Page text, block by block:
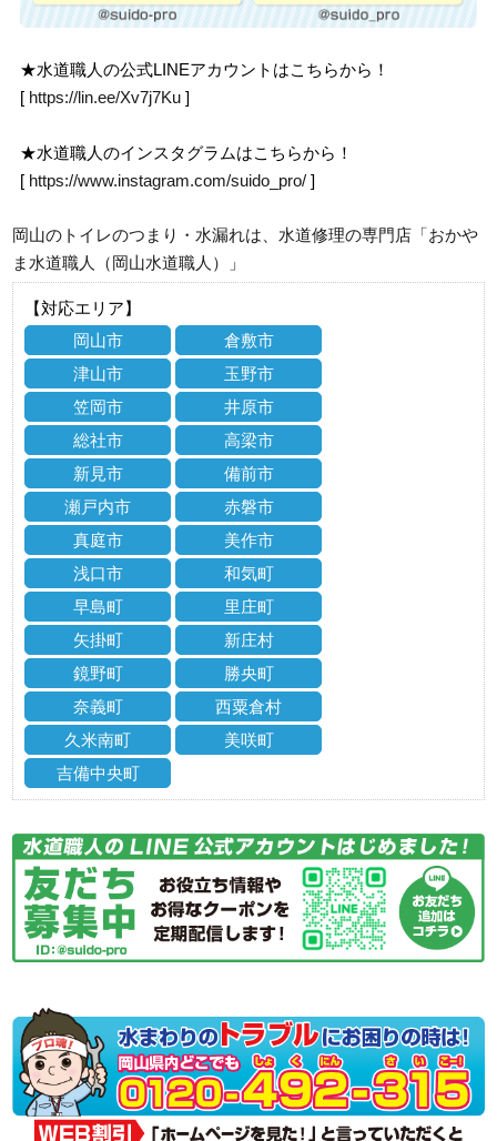
★水道職人の公式LINEアカウントはこちらから！
[ https://lin.ee/Xv7j7Ku ]
★水道職人のインスタグラムはこちらから！
[ https://www.instagram.com/suido_pro/ ]
岡山のトイレのつまり・水漏れは、水道修理の専門店「おかや
ま水道職人（岡山水道職人）」
【対応エリア】
岡山市
倉敷市
津山市
玉野市
笠岡市
井原市
総社市
高梁市
新見市
備前市
瀬戸内市
赤磐市
真庭市
美作市
浅口市
和気町
早島町
里庄町
矢掛町
新庄村
鏡野町
勝央町
奈義町
西粟倉村
久米南町
美咲町
吉備中央町